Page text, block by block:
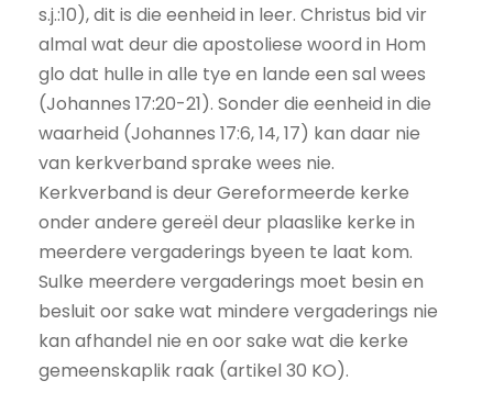
s.j.:10), dit is die eenheid in leer. Christus bid vir
almal wat deur die apostoliese woord in Hom
glo dat hulle in alle tye en lande een sal wees
(Johannes 17:20-21). Sonder die eenheid in die
waarheid (Johannes 17:6, 14, 17) kan daar nie
van kerkverband sprake wees nie.
Kerkverband is deur Gereformeerde kerke
onder andere gereël deur plaaslike kerke in
meerdere vergaderings byeen te laat kom.
Sulke meerdere vergaderings moet besin en
besluit oor sake wat mindere vergaderings nie
kan afhandel nie en oor sake wat die kerke
gemeenskaplik raak (artikel 30 KO).